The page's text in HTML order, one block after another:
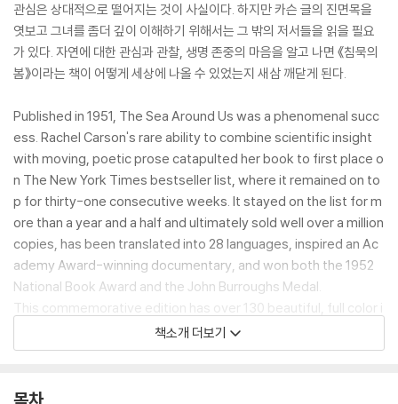
관심은 상대적으로 떨어지는 것이 사실이다. 하지만 카슨 글의 진면목을
엿보고 그녀를 좀더 깊이 이해하기 위해서는 그 밖의 저서들을 읽을 필요
가 있다. 자연에 대한 관심과 관찰, 생명 존중의 마음을 알고 나면 《침묵의
봄》이라는 책이 어떻게 세상에 나올 수 있었는지 새삼 깨닫게 된다.
Published in 1951, The Sea Around Us was a phenomenal succ
ess. Rachel Carson's rare ability to combine scientific insight
with moving, poetic prose catapulted her book to first place o
n The New York Times bestseller list, where it remained on to
p for thirty-one consecutive weeks. It stayed on the list for m
ore than a year and a half and ultimately sold well over a million
copies, has been translated into 28 languages, inspired an Ac
ademy Award-winning documentary, and won both the 1952
National Book Award and the John Burroughs Medal.
This commemorative edition has over 130 beautiful, full color i
llustrations from all over the world--everything from breachin
g whales, Christmas Tree worms and phosphorescent shrimp,
es a foreword by Carl Safina, a founder of the Blue Ocean Insti
책소개 더보기
목차